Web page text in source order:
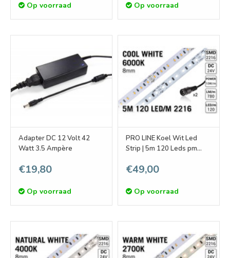
Op voorraad Op voorraad
Adapter DC 12 Volt 42
Watt 3.5 Ampère
€19,80
Op voorraad
PRO LINE Koel Wit Led
Strip | 5m 120 Leds pm
€49,00
Op voorraad